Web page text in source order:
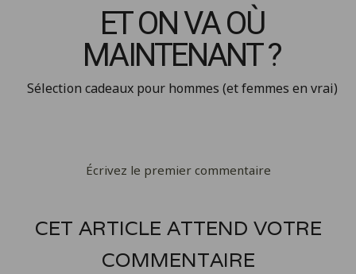
ET ON VA OÙ
MAINTENANT ?
Sélection cadeaux pour hommes (et femmes en vrai)
Écrivez le premier commentaire
CET ARTICLE ATTEND VOTRE
COMMENTAIRE